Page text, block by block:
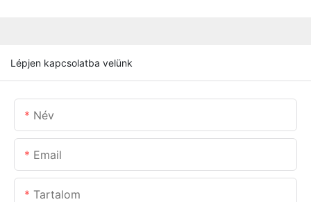
Lépjen kapcsolatba velünk
Név
Email
Tartalom